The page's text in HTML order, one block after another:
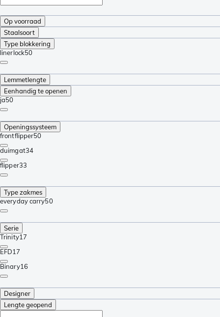
Op voorraad
Staalsoort
Type blokkering
linerlock50
Lemmetlengte
Eenhandig te openen
ja50
Openingssysteem
frontflipper50
duimgat34
flipper33
Type zakmes
everyday carry50
Serie
Trinity17
EFD17
Binary16
Designer
Lengte geopend